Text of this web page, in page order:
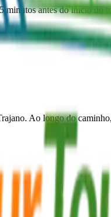
minutos antes do início do
Ao longo do